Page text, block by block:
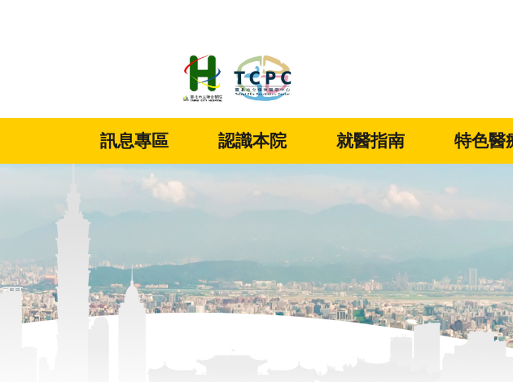
訊息專區 認識本院 就醫指南 特色醫